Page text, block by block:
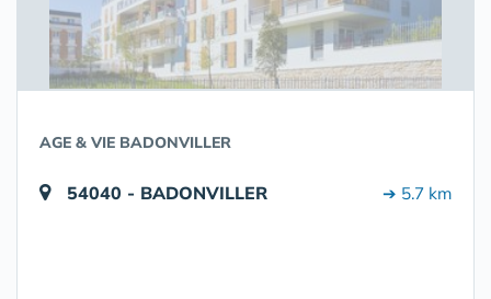
AGE & VIE BADONVILLER
54040 - BADONVILLER ➔ 5.7 km